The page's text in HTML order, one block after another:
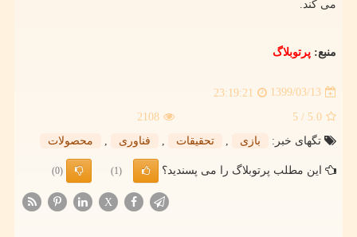
می‎ کند.
منبع: پرتوبلاگ
1399/03/13
23:19:21
5.0
/ 5
2108
تگهای خبر:
بازی تحقیقات فناوری محصولات
این مطلب پرتوبلاگ را می پسندید؟ (1)
(0)
X